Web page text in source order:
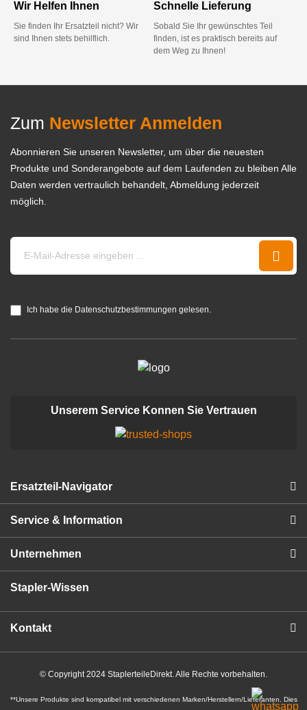
Wir Helfen Ihnen
Sie finden Ihr Ersatzteil nicht? Wir
sind Ihnen stets behilflich.
Schnelle Lieferung
Sobald Sie Ihr gewünschtes Teil
finden, ist es praktisch bereits auf
dem Weg zu Ihnen!
Zum Newsletter Anmelden
Abonnieren Sie unseren Newsletter, um über die neuesten
Produkte und Sonderangebote auf dem Laufenden zu bleiben Alle
Daten werden vertraulich behandelt, Abmeldung jederzeit
möglich.
Ich habe die Datenschutzbestimmungen gelesen.
Unserem Service Konnen Sie Vertrauen
Ersatzteil-Navigator
Service & Information
Unternehmen
Stapler-Wissen
Kontakt
© Copyright 2024 StaplerteileDirekt. Alle Rechte vorbehalten.
**Unsere Produkte sind kompatibel mit verschiedenen Marken/Herstellern/Lieferanten. Dies